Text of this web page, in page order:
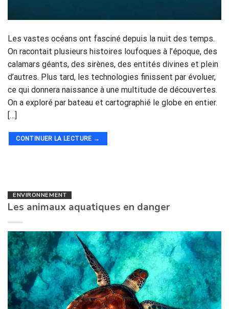
Les vastes océans ont fasciné depuis la nuit des temps.
On racontait plusieurs histoires loufoques à l’époque, des
calamars géants, des sirènes, des entités divines et plein
d’autres. Plus tard, les technologies finissent par évoluer,
ce qui donnera naissance à une multitude de découvertes.
On a exploré par bateau et cartographié le globe en entier.
[…]
CONTINUER LA LECTURE →
ENVIRONNEMENT
Les animaux aquatiques en danger